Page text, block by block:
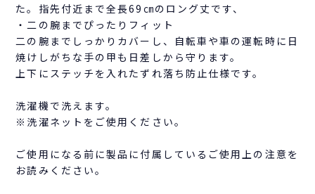
た。指先付近まで全長69㎝のロング丈です、
・二の腕までぴったりフィット
二の腕までしっかりカバーし、自転車や車の運転時に日
焼けしがちな手の甲も日差しから守ります。
上下にステッチを入れたずれ落ち防止仕様です。
洗濯機で洗えます。
※洗濯ネットをご使用ください。
ご使用になる前に製品に付属しているご使用上の注意を
お読みください。